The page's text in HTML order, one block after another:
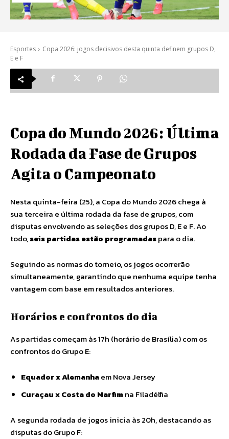
Esportes
Copa 2026: jogos decisivos desta quinta definem grupos D,
E e F
Copa do Mundo 2026: Última
Rodada da Fase de Grupos
Agita o Campeonato
Nesta quinta-feira (25), a Copa do Mundo 2026 chega à
sua terceira e última rodada da fase de grupos, com
disputas envolvendo as seleções dos grupos D, E e F. Ao
todo,seis partidas estão programadaspara o dia.
Seguindo as normas do torneio, os jogos ocorrerão
simultaneamente, garantindo que nenhuma equipe tenha
vantagem com base em resultados anteriores.
Horários e confrontos do dia
As partidas começam às 17h (horário de Brasília) com os
confrontos do Grupo E:
Equador x Alemanhaem Nova Jersey
Curaçau x Costa do Marfimna Filadélfia
A segunda rodada de jogos inicia às 20h, destacando as
disputas do Grupo F: